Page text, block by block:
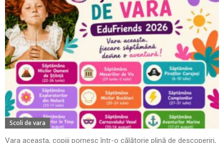
Scoli de vara
Vara aceasta, copiii pornesc într-o călătorie plină de descoperiri,